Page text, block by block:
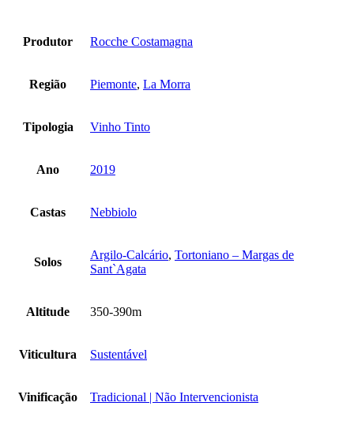
Produtor Rocche Costamagna
Região Piemonte, La Morra
Tipologia Vinho Tinto
Ano 2019
Castas Nebbiolo
Solos
Argilo-Calcário, Tortoniano – Margas de
Sant`Agata
Altitude 350-390m
Viticultura Sustentável
Vinificação Tradicional | Não Intervencionista